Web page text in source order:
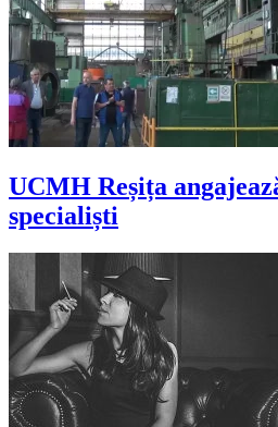
UCMH Reșița
specialiști